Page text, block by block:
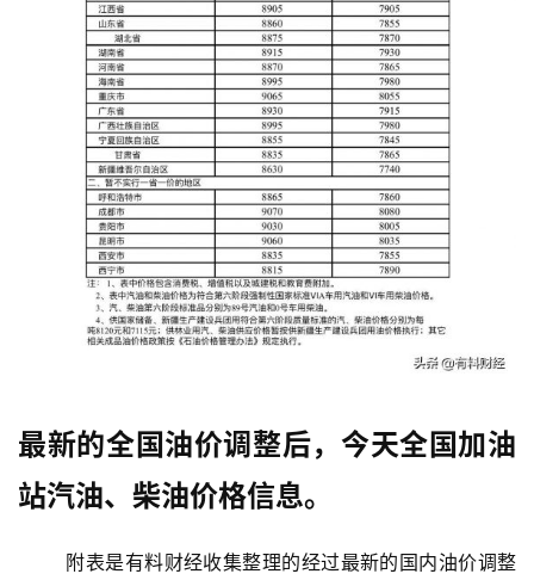
最新的全国油价调整后，今天全国加油
站汽油、柴油价格信息。
附表是有料财经收集整理的经过最新的国内油价调整